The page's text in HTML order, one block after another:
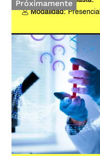
Próximamente
Modalidad: Presencial